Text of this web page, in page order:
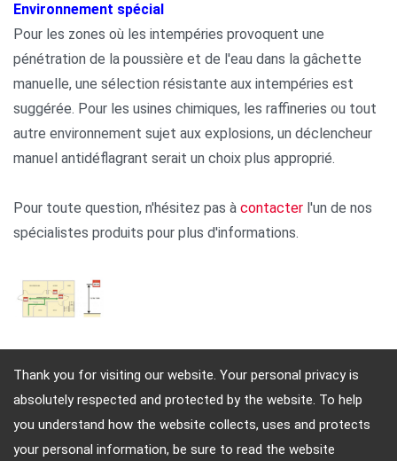
Thank you for visiting our website. Your personal privacy is
absolutely respected and protected by the website. To help
you understand how the website collects, uses and protects
your personal information, be sure to read the website
Environnement spécial
Pour les zones où les intempéries provoquent une
pénétration de la poussière et de l'eau dans la gâchette
manuelle, une sélection résistante aux intempéries est
suggérée. Pour les usines chimiques, les raffineries ou tout
autre environnement sujet aux explosions, un déclencheur
manuel antidéflagrant serait un choix plus approprié.
Pour toute question, n'hésitez pas à contacter l'un de nos
spécialistes produits pour plus d'informations.
Adresse: 4, Sec. 4, Jen-Ai Rd. Taipei, Taiwan, 10684
TEL: 886-2-2708-5151 FAX: 886-2-2703-5588 Email: